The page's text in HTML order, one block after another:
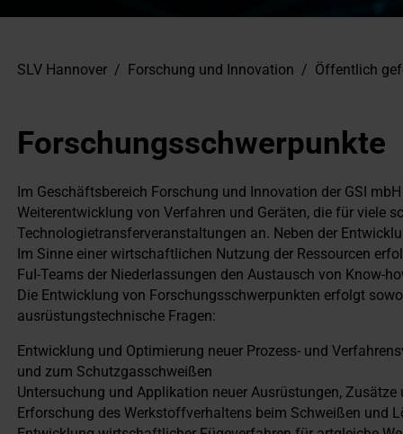
SLV Hannover / Forschung und Innovation / Öffentlich
Forschungsschwerpunkte
Im Geschäftsbereich Forschung und Innovation der GSI
Weiterentwicklung von Verfahren und Geräten, die für viele
Technologietransferveranstaltungen an. Neben der
Im Sinne einer wirtschaftlichen Nutzung der Ressourcen
FuI-Teams der Niederlassungen den Austausch von Know-
Die Entwicklung von Forschungsschwerpunkten erfolgt
ausrüstungstechnische Fragen:
Entwicklung und Optimierung neuer Prozess- und
und zum Schutzgasschweißen
Untersuchung und Applikation neuer Ausrüstungen,
Erforschung des Werkstoffverhaltens beim Schweißen und